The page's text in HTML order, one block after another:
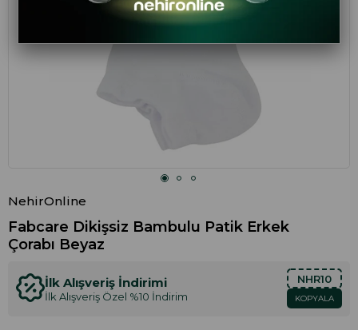
NehirOnline
Fabcare Dikişsiz Bambulu Patik Erkek
Çorabı Beyaz
İlk Alışveriş İndirimi
İlk Alışveriş Özel %10 İndirim
NHR10
KOPYALA